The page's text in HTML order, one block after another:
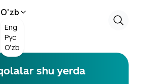
O'zb
Eng
Рус
O'zb
shu yerda